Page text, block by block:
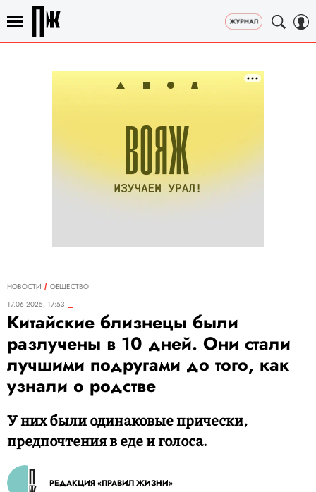
НОВОСТИ
ОБЩЕСТВО
17.06.2025, 17:53
Китайские близнецы были
разлучены в 10 дней. Они стали
лучшими подругами до того, как
узнали о родстве
У них были одинаковые прически,
предпочтения в еде и голоса.
РЕДАКЦИЯ «ПРАВИЛ ЖИЗНИ»